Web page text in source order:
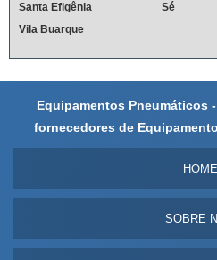
Santa Efigênia
Sé
Vila Buarque
Equipamentos Pneumáticos
fornecedores de
HOME
SOBRE